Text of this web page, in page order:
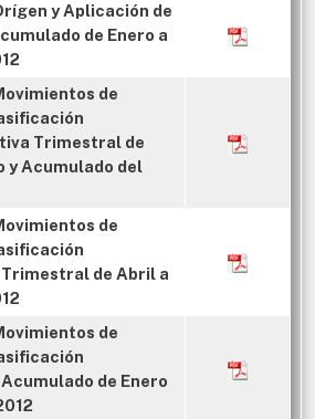
y Aplicación de
de Enero a
de
Trimestral de
y Acumulado del
de
de Abril a
de
de Enero